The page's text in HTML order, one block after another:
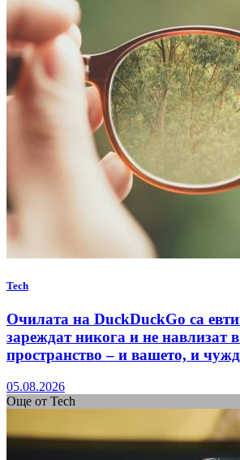
Tech
Очилата на DuckDuckGo са
зареждат никога и не навлизат
пространство – и вашето, и
05.08.2026
Още от Tech